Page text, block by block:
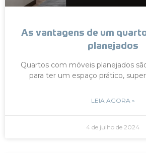
As vantagens de um
planejados
Quartos com móveis planejados
para ter um espaço prático,
LEIA AGORA »
4 de julho de 2024